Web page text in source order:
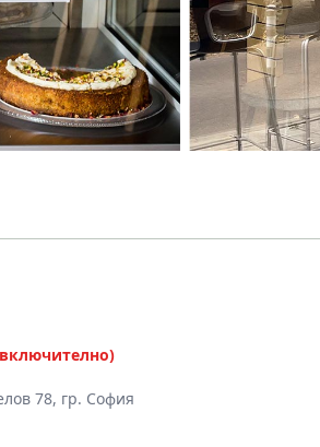
78, гр. София